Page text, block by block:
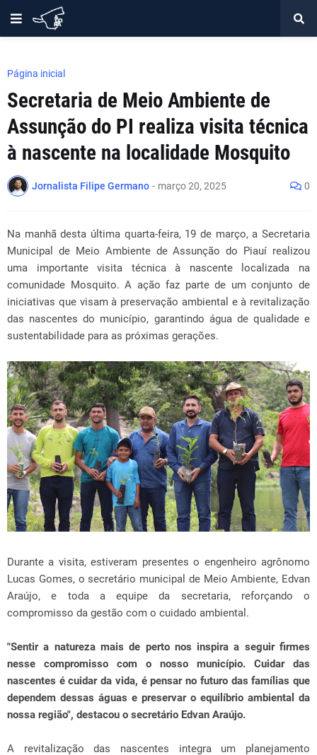
Página inicial
Secretaria de Meio Ambiente de
Assunção do PI realiza visita técnica
à nascente na localidade Mosquito
Jornalista Filipe Germano - março 20, 2025 0
Na manhã desta última quarta-feira, 19 de março, a Secretaria
Municipal de Meio Ambiente de Assunção do Piauí realizou
uma importante visita técnica à nascente localizada na
comunidade Mosquito. A ação faz parte de um conjunto de
iniciativas que visam à preservação ambiental e à revitalização
das nascentes do município, garantindo água de qualidade e
sustentabilidade para as próximas gerações.
Durante a visita, estiveram presentes o engenheiro agrônomo
Lucas Gomes, o secretário municipal de Meio Ambiente, Edvan
Araújo, e toda a equipe da secretaria, reforçando o
compromisso da gestão com o cuidado ambiental.
"Sentir a natureza mais de perto nos inspira a seguir firmes
nesse compromisso com o nosso município. Cuidar das
nascentes é cuidar da vida, é pensar no futuro das famílias que
dependem dessas águas e preservar o equilíbrio ambiental da
nossa região", destacou o secretário Edvan Araújo.
A revitalização das nascentes integra um planejamento